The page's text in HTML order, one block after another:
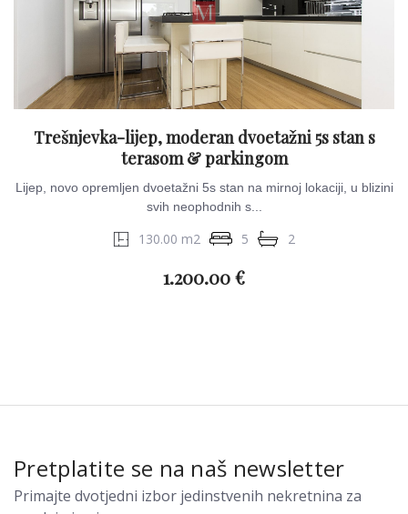
Trešnjevka-lijep, moderan dvoetažni 5s stan s
terasom & parkingom
Lijep, novo opremljen dvoetažni 5s stan na mirnoj lokaciji, u blizini
svih neophodnih s...
130.00 m2 5 2
1.200.00 €
Pretplatite se na naš newsletter
Primajte dvotjedni izbor jedinstvenih nekretnina za